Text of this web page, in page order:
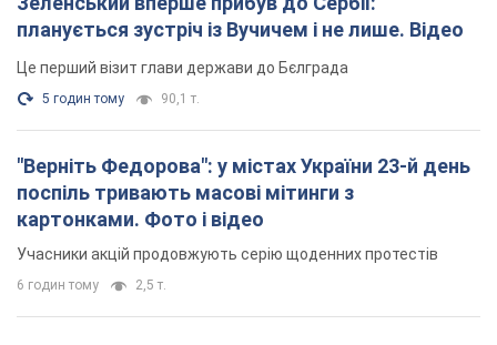
планується зустріч із Вучичем і не лише. Відео
Це перший візит глави держави до Бєлграда
5 годин тому 90,1 т.
"Верніть Федорова": у містах України 23-й день
поспіль тривають масові мітинги з
картонками. Фото і відео
Учасники акцій продовжують серію щоденних протестів
6 годин тому 2,5 т.